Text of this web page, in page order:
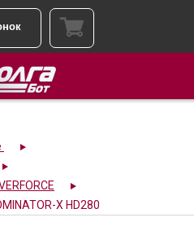
X HD280